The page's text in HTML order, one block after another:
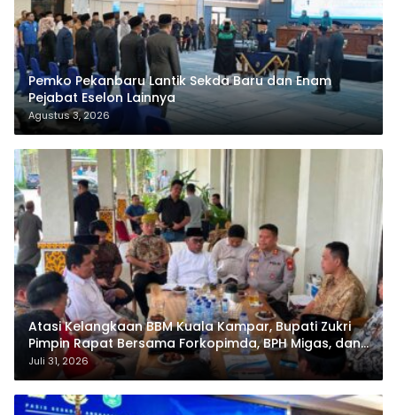
Pemko Pekanbaru Lantik Sekda Baru dan Enam
Pejabat Eselon Lainnya
Agustus 3, 2026
Atasi Kelangkaan BBM Kuala Kampar, Bupati Zukri
Pimpin Rapat Bersama Forkopimda, BPH Migas, dan
Pertamina
Juli 31, 2026